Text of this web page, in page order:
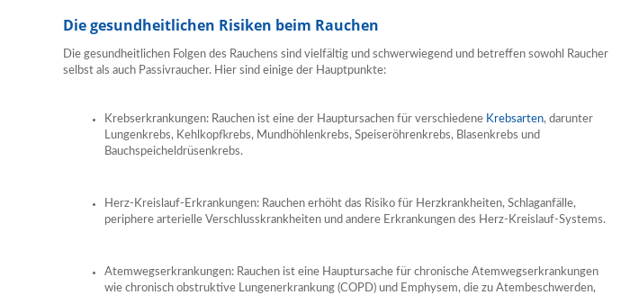
Die gesundheitlichen Risiken beim Rauchen
Die gesundheitlichen Folgen des Rauchens sind vielfältig und schwerwiegend und betreffen sowohl Raucher
selbst als auch Passivraucher. Hier sind einige der Hauptpunkte:
Krebserkrankungen: Rauchen ist eine der Hauptursachen für verschiedene Krebsarten, darunter
Lungenkrebs, Kehlkopfkrebs, Mundhöhlenkrebs, Speiseröhrenkrebs, Blasenkrebs und
Bauchspeicheldrüsenkrebs.
Herz-Kreislauf-Erkrankungen: Rauchen erhöht das Risiko für Herzkrankheiten, Schlaganfälle,
periphere arterielle Verschlusskrankheiten und andere Erkrankungen des Herz-Kreislauf-Systems.
Atemwegserkrankungen: Rauchen ist eine Hauptursache für chronische Atemwegserkrankungen
wie chronisch obstruktive Lungenerkrankung (COPD) und Emphysem, die zu Atembeschwerden,